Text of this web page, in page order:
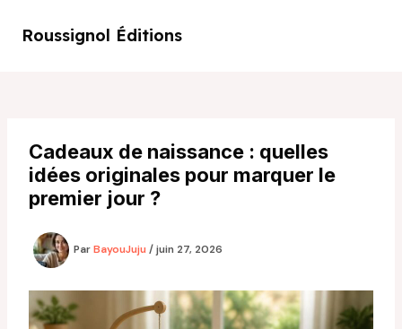
Roussignol Éditions
Cadeaux de naissance : quelles
idées originales pour marquer le
premier jour ?
ParBayouJuju /juin 27, 2026